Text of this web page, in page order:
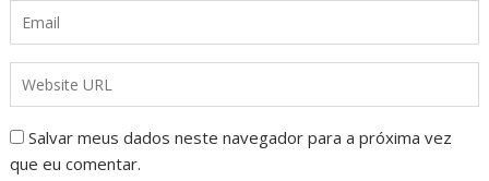
Salvar meus dados neste navegador para a próxima vez
que eu comentar.